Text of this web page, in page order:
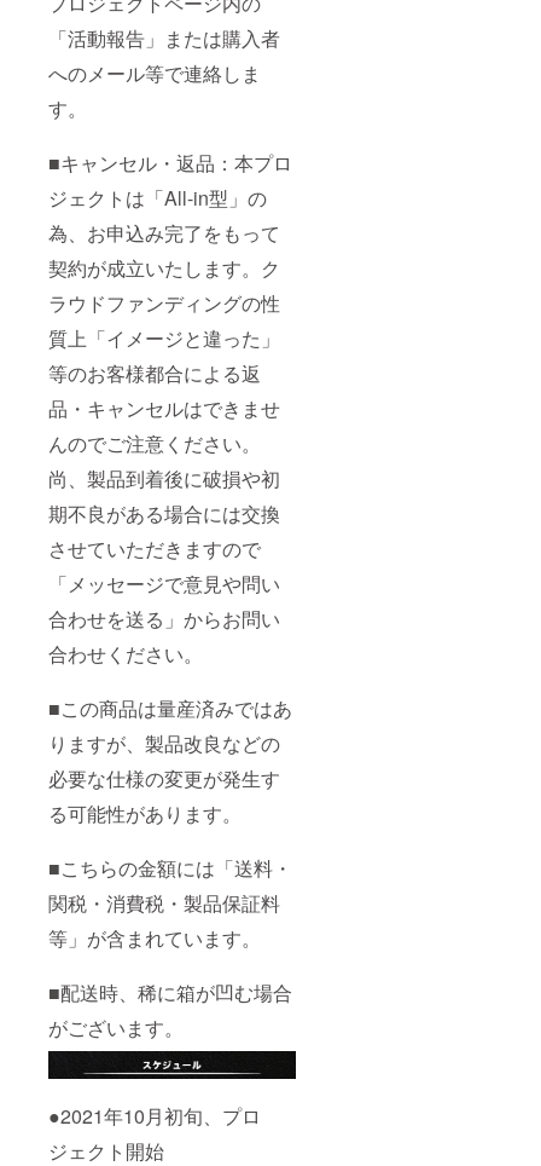
「活動報告」または購入者
へのメール等で連絡しま
す。
■キャンセル・返品：本プロ
ジェクトは「All-in型」の
為、お申込み完了をもって
契約が成立いたします。ク
ラウドファンディングの性
質上「イメージと違った」
等のお客様都合による返
品・キャンセルはできませ
んのでご注意ください。
尚、製品到着後に破損や初
期不良がある場合には交換
させていただきますので
「メッセージで意見や問い
合わせを送る」からお問い
合わせください。
■この商品は量産済みではあ
りますが、製品改良などの
必要な仕様の変更が発生す
る可能性があります。
■こちらの金額には「送料・
関税・消費税・製品保証料
等」が含まれています。
■配送時、稀に箱が凹む場合
がございます。
●2021年10月初旬、プロ
ジェクト開始